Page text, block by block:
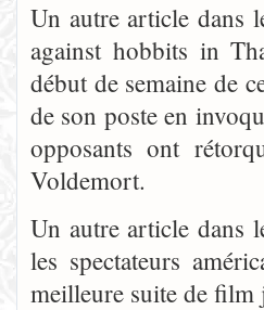
Un autre article dans
against hobbits in
début de semaine de
de son poste en
opposants ont
Voldemort.
Un autre article dans
les spectateurs
meilleure suite de film